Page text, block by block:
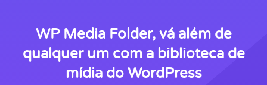
WP Media Folder, vá além de
qualquer um com a biblioteca de
mídia do WordPress